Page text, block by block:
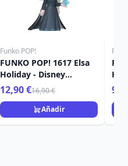
Funko POP!
FUNKO POP! 1617 Elsa
Holiday - Disney
Princess
12,90 €16,90 €
Añadir